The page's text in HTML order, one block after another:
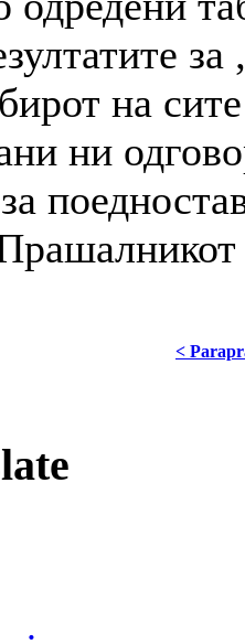
за
на
ни
<